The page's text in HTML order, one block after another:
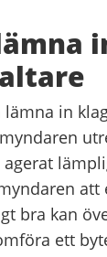
lämna in
agerat
att
bra kan
ett